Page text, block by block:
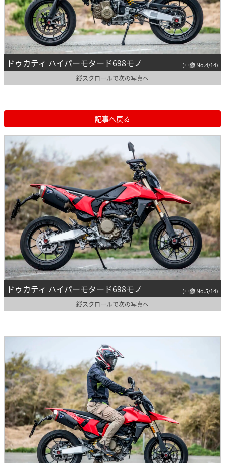
ドゥカティ ハイパーモタード698モノ (画像 No.4/14)
縦スクロールで次の写真へ
記事へ戻る
ドゥカティ ハイパーモタード698モノ (画像 No.5/14)
縦スクロールで次の写真へ